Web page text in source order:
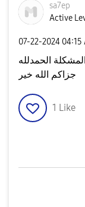
sa7ep
Active
‎07-22-2024 04:15
الحمدلله
جزاكم الله خير
1 Like